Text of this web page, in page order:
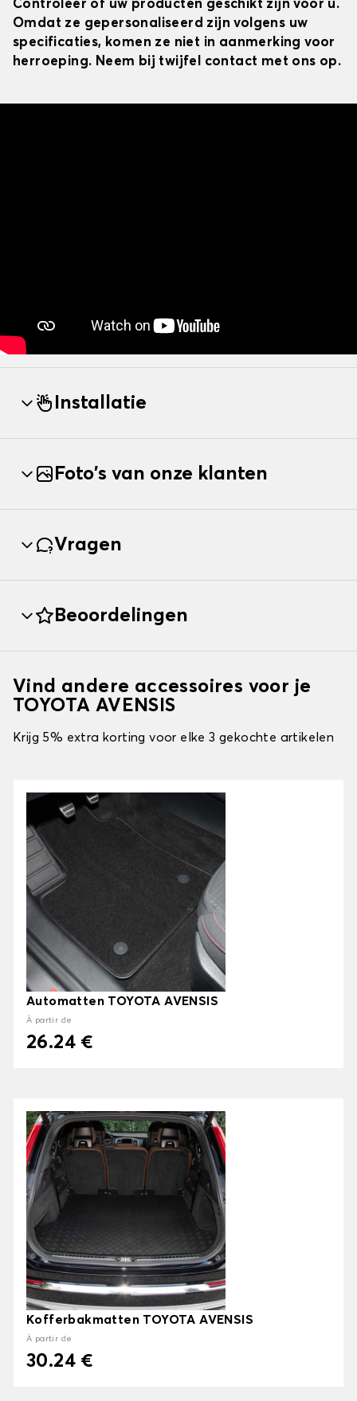
Controleer of uw producten geschikt zijn voor u.
Omdat ze gepersonaliseerd zijn volgens uw
specificaties, komen ze niet in aanmerking voor
herroeping. Neem bij twijfel contact met ons op.
Installatie
Foto's van onze klanten
Vragen
Beoordelingen
Vind andere accessoires voor je
TOYOTA AVENSIS
Krijg 5% extra korting voor elke 3 gekochte artikelen
Automatten TOYOTA AVENSIS
À partir de
26.24 €
Kofferbakmatten TOYOTA AVENSIS
À partir de
30.24 €